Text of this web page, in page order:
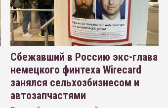
Сбежавший в Россию экс-глава
немецкого финтеха Wirecard
занялся сельхозбизнесом и
автозапчастями